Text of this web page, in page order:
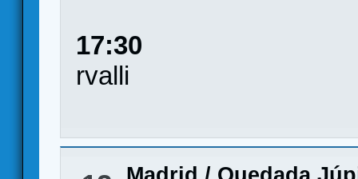
17:30
rvalli